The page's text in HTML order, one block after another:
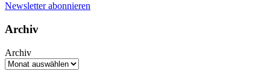
Newsletter abonnieren
Archiv
Archiv